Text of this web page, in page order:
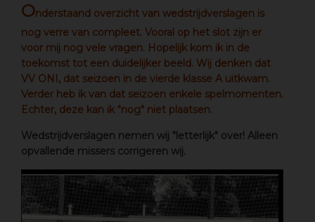
Onderstaand overzicht van wedstrijdverslagen is
nog verre van compleet. Vooral op het slot zijn er
voor mij nog vele vragen. Hopelijk kom ik in de
toekomst tot een duidelijker beeld. Wij denken dat
VV ONI, dat seizoen in de vierde klasse A uitkwam.
Verder heb ik van dat seizoen enkele spelmomenten.
Echter, deze kan ik "nog" niet plaatsen.
Wedstrijdverslagen nemen wij "letterlijk" over! Alleen
opvallende missers corrigeren wij.